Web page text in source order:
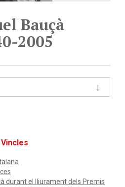
Bauçà
2005
Vincles
durant el lliurament dels Premis